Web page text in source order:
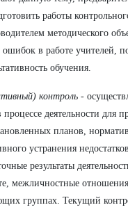
работы
методического
в работе учителей,
обучения.
контроль -
процессе деятельности для
планов,
устранения
результаты
межличностные
группах. Текущий